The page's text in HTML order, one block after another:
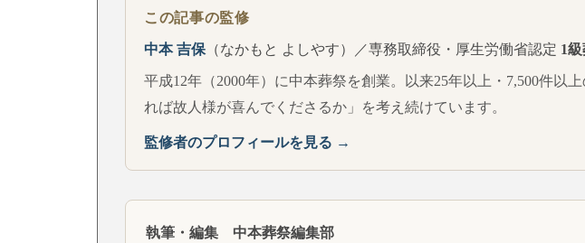
この記事の監修
中本 吉保 （なかもと よしやす）／専務取締役・厚生労働省認定 1
平成12年（2000年）に中本葬祭を創業。以来25年以上・7,500件以
れば故人様が喜んでくださるか」を考え続けています。
監修者のプロフィールを見る →
執筆・編集 中本葬祭編集部